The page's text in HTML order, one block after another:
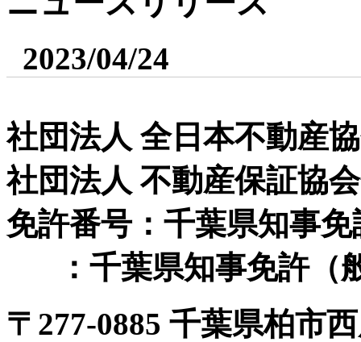
2023/04/24
社団法人 全日本不動産
社団法人 不動産保証協
免許番号：千葉県知事免
：千葉県知事免許（
〒 277-0885 千葉県柏市